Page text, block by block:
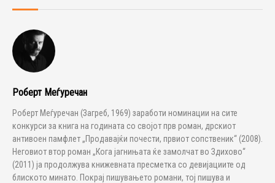
Роберт Меѓуречан
Роберт Меѓуречан (Загреб, 1969) заработи номинации на сите
конкурси за книга на годината со својот прв роман, дрскиот
антивоен памфлет „Продавајќи почести, првиот сопственик“ (2008).
Неговиот втор роман „Кога јагнињата ќе замолчат во Здихово“
(2011) ја продолжува книжевната пресметка со девијациите од
блиското минато. Покрај пишувањето романи, тој пишува и